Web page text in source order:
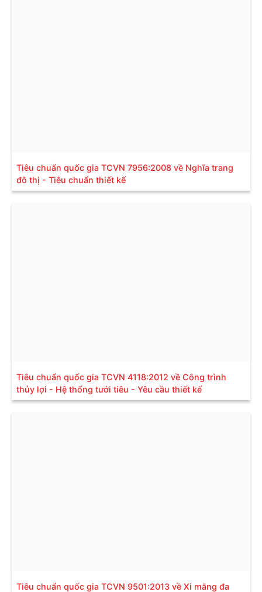
Tiêu chuẩn quốc gia TCVN 7956:2008 về Nghĩa trang
đô thị - Tiêu chuẩn thiết kế
Tiêu chuẩn quốc gia TCVN 4118:2012 về Công trình
thủy lợi - Hệ thống tưới tiêu - Yêu cầu thiết kế
Tiêu chuẩn quốc gia TCVN 9501:2013 về Xi măng đa